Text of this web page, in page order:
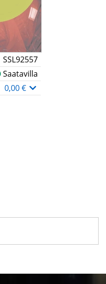
SSL92557
Saatavilla
0,00 €